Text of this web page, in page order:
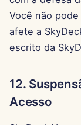
Você não
afete a
escrito da
12.
Acesso